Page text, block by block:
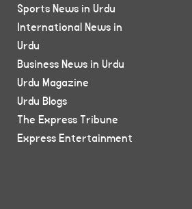
Sports News in Urdu
International News in
Urdu
Business News in Urdu
Urdu Magazine
Urdu Blogs
The Express Tribune
Express Entertainment